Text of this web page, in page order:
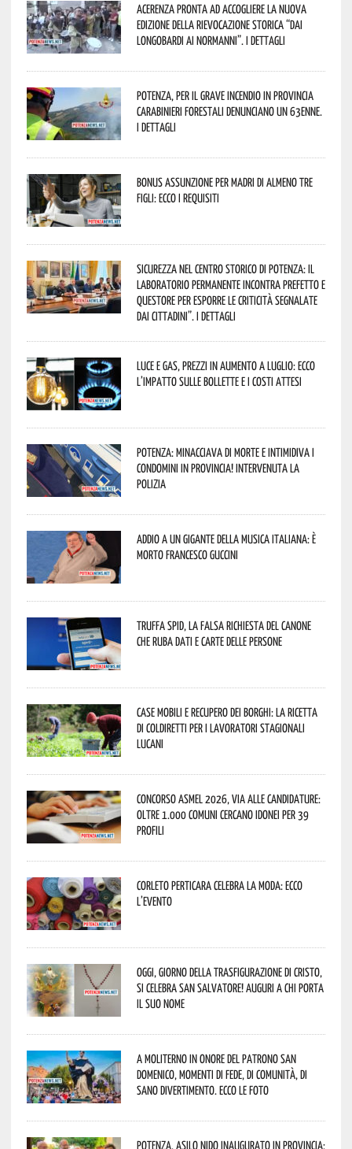
Acerenza pronta ad accogliere la nuova
edizione della rievocazione storica “Dai
Longobardi ai Normanni”. I dettagli
Potenza, per il grave incendio in Provincia
Carabinieri forestali denunciano un 63enne.
I dettagli
Bonus assunzione per madri di almeno tre
figli: ecco i requisiti
Sicurezza nel Centro Storico di Potenza: il
Laboratorio Permanente incontra Prefetto e
Questore per esporre le criticità segnalate
dai cittadini”. I dettagli
Luce e gas, prezzi in aumento a luglio: ecco
l’impatto sulle bollette e i costi attesi
Potenza: minacciava di morte e intimidiva i
condomini in provincia! Intervenuta la
Polizia
Addio a un gigante della musica italiana: è
morto Francesco Guccini
Truffa Spid, la falsa richiesta del canone
che ruba dati e carte delle persone
Case mobili e recupero dei borghi: la ricetta
di Coldiretti per i lavoratori stagionali
lucani
Concorso Asmel 2026, via alle candidature:
oltre 1.000 Comuni cercano idonei per 39
profili
Corleto Perticara celebra la moda: ecco
l’evento
Oggi, giorno della Trasfigurazione di Cristo,
si celebra San Salvatore! Auguri a chi porta
il suo nome
A Moliterno in onore del Patrono San
Domenico, momenti di fede, di comunità, di
sano divertimento. Ecco le foto
Potenza, asilo nido inaugurato in provincia: